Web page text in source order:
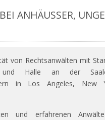
ANHÄUSSER,
von Rechtsanwälten mit
und Halle an der
in Los Angeles, New
und erfahrenen